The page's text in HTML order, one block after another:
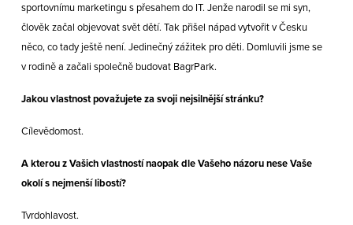
sportovnímu marketingu s přesahem do IT. Jenže narodil se mi syn,
člověk začal objevovat svět dětí. Tak přišel nápad vytvořit v Česku
něco, co tady ještě není. Jedinečný zážitek pro děti. Domluvili jsme se
v rodině a začali společně budovat BagrPark.
Jakou vlastnost považujete za svoji nejsilnější stránku?
Cílevědomost.
A kterou z Vašich vlastností naopak dle Vašeho názoru nese Vaše
okolí s nejmenší libostí?
Tvrdohlavost.